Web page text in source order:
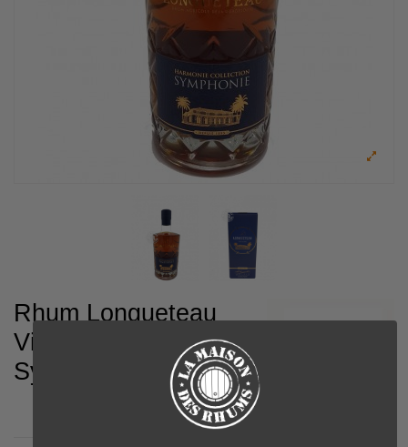
Rhum Longueteau
Vieux Harmonie
Symphonie 51.2%